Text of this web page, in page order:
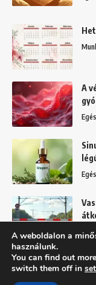
A
Felhasználási
A weboldalon a
használunk.
You can find out
switch them off in